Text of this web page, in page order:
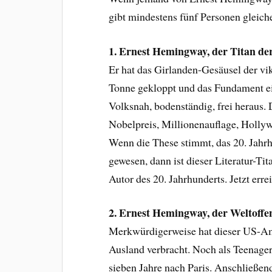
gibt mindestens fünf Personen
1. Ernest Hemingway, der Titan
Er hat das Girlanden-Gesäusel der
Tonne gekloppt und das Fundament
Volksnah, bodenständig, frei
Nobelpreis, Millionenauflage,
Wenn die These stimmt, das 20.
gewesen, dann ist dieser Literatur-
Autor des 20. Jahrhunderts. Jetzt
2. Ernest Hemingway, der
Merkwürdigerweise hat dieser US-
Ausland verbracht. Noch als
sieben Jahre nach Paris.